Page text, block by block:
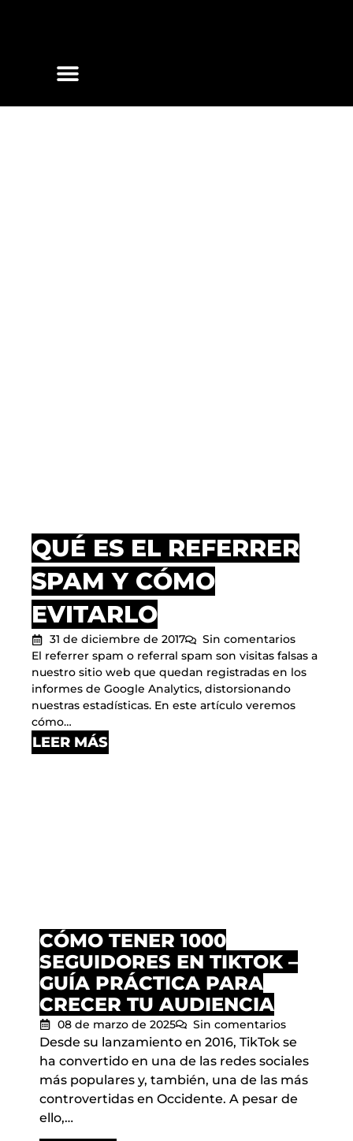
QUÉ ES EL REFERRER
SPAM Y CÓMO
EVITARLO
31 de diciembre de 2017
Sin comentarios
El referrer spam o referral spam son visitas falsas a
nuestro sitio web que quedan registradas en los
informes de Google Analytics, distorsionando
nuestras estadísticas. En este artículo veremos
cómo…
LEER MÁS
CÓMO TENER 1000
SEGUIDORES EN TIKTOK –
GUÍA PRÁCTICA PARA
CRECER TU AUDIENCIA
08 de marzo de 2025 Sin comentarios
Desde su lanzamiento en 2016, TikTok se
ha convertido en una de las redes sociales
más populares y, también, una de las más
controvertidas en Occidente. A pesar de
ello,…